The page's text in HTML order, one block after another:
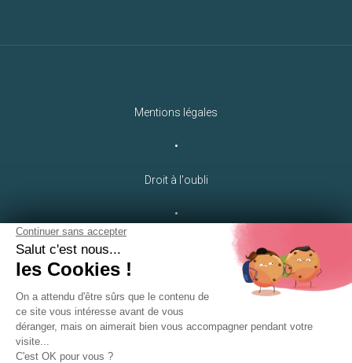
Mentions légales
•
Droit à l'oubli
•
LEB Communication
•